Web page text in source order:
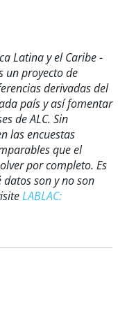
Latina y el Caribe -
un proyecto de
derivadas del
país y así fomentar
de ALC. Sin
las encuestas
que el
por completo. Es
son y no son
LABLAC: